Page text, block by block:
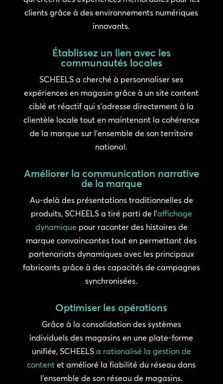
clients grâce à des environnements numériques
innovants.
Établissez un lien avec les
communautés locales
SCHEELS a cherché à personnaliser ses
expériences en magasin grâce à un site content
ciblé et réactif qui s’adresse directement à la
clientèle locale tout en maintenant la cohérence
de la marque sur l’ensemble de son territoire
national.
Améliorer la communication narrative
de la marque
Au-delà des présentations traditionnelles de
produits, SCHEELS a tiré parti de l’affichage
dynamique pour raconter des histoires de
marque convaincantes tout en permettant des
partenariats dynamiques avec les principaux
fabricants grâce à des capacités de campagnes
synchronisées.
Optimiser les opérations
Grâce à la consolidation des systèmes
individuels des magasins en une plate-forme
unifiée, SCHEELS a rationalisé la gestion de
contentet amélioré la fiabilité du réseau dans
l’ensemble de son réseau de magasins.